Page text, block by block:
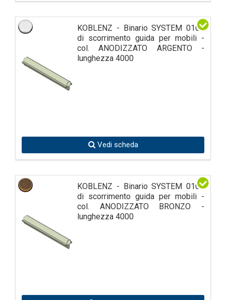
KOBLENZ - Binario SYSTEM 0100
di scorrimento guida per mobili -
col. ANODIZZATO ARGENTO -
lunghezza 4000
Vedi scheda
KOBLENZ - Binario SYSTEM 0100
di scorrimento guida per mobili -
col. ANODIZZATO BRONZO -
lunghezza 4000